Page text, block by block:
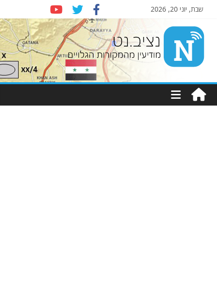
שבת, יוני 20, 2026
Nziv.net
מודיעין
מהמקורות